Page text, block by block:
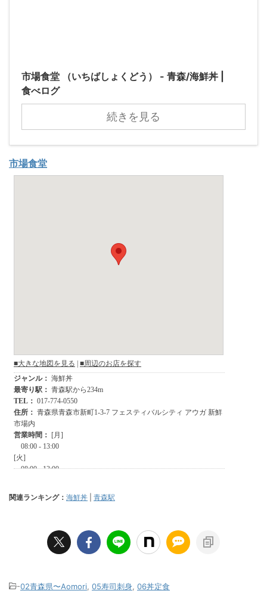
市場食堂 （いちばしょくどう） - 青森/海鮮丼 |
食べログ
続きを見る
市場食堂
関連ランキング： 海鮮丼 青森駅
-02青森県〜Aomori 05寿司刺身 06丼定食